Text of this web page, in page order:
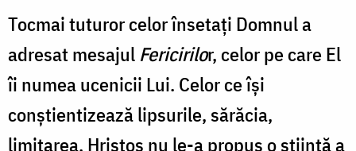
Tocmai tuturor celor însetaţi Domnul a
adresat mesajul Fericirilor, celor pe care El
îi numea ucenicii Lui. Celor ce îşi
conştientizează lipsurile, sărăcia,
limitarea, Hristos nu le-a propus o ştiinţă a